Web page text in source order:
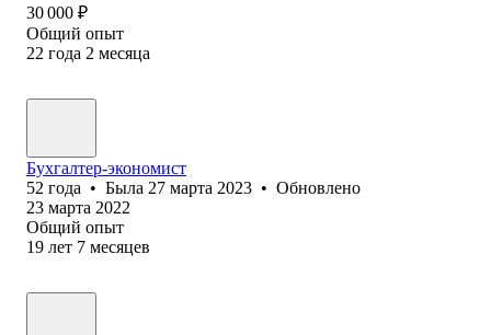
30 000 ₽
Общий опыт
22 года 2 месяца
Бухгалтер-экономист
52 года • Была 27 марта 2023 • Обновлено
23 марта 2022
Общий опыт
19 лет 7 месяцев